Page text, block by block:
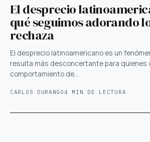
El desprecio
qué seguimos adorando
rechaza
El desprecio latinoamericano es un
resulta más desconcertante para quienes
comportamiento de…
CARLOS DURANGO4 MIN DE LECTURA